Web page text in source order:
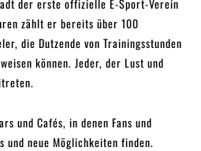
der erste offizielle E-Sport-Verein
zählt er bereits über 100
die Dutzende von Trainingsstunden
können. Jeder, der Lust und
und Cafés, in denen Fans und
und neue Möglichkeiten finden.